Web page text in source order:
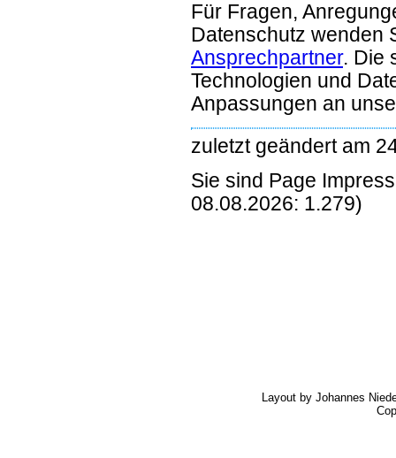
Für Fragen,
Datenschutz wenden
Ansprechpartner. Die
Technologien und
Anpassungen an
zuletzt geändert am
Sie sind Page
08.08.2026: 1.279)
Layout by Johannes